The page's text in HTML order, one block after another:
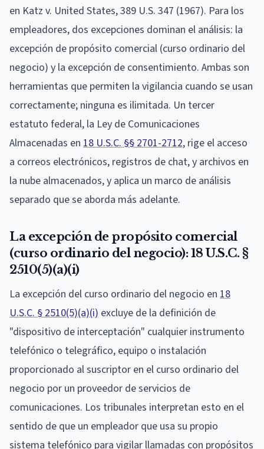
en Katz v. United States, 389 U.S. 347 (1967). Para los
empleadores, dos excepciones dominan el análisis: la
excepción de propósito comercial (curso ordinario del
negocio) y la excepción de consentimiento. Ambas son
herramientas que permiten la vigilancia cuando se usan
correctamente; ninguna es ilimitada. Un tercer
estatuto federal, la Ley de Comunicaciones
Almacenadas en 18 U.S.C. §§ 2701-2712, rige el acceso
a correos electrónicos, registros de chat, y archivos en
la nube almacenados, y aplica un marco de análisis
separado que se aborda más adelante.
La excepción de propósito comercial
(curso ordinario del negocio): 18 U.S.C. §
2510(5)(a)(i)
La excepción del curso ordinario del negocio en 18
U.S.C. § 2510(5)(a)(i) excluye de la definición de
"dispositivo de interceptación" cualquier instrumento
telefónico o telegráfico, equipo o instalación
proporcionado al suscriptor en el curso ordinario del
negocio por un proveedor de servicios de
comunicaciones. Los tribunales interpretan esto en el
sentido de que un empleador que usa su propio
sistema telefónico para vigilar llamadas con propósitos